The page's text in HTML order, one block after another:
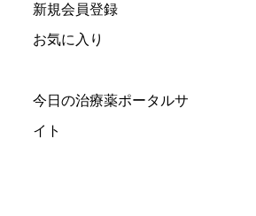
新規会員登録
お気に入り
今日の治療薬ポータルサ
イト